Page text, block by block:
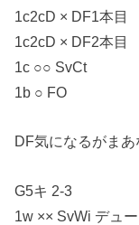
1c2cD × DF1本目
1c2cD × DF2本目
1c ○○ SvCt
1b ○ FO
DF気になるがま
G5キ 2-3
1w ×× SvWi デュ